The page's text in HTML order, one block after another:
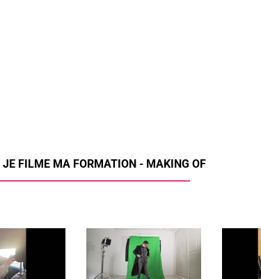
JE FILME MA FORMATION - MAKING OF